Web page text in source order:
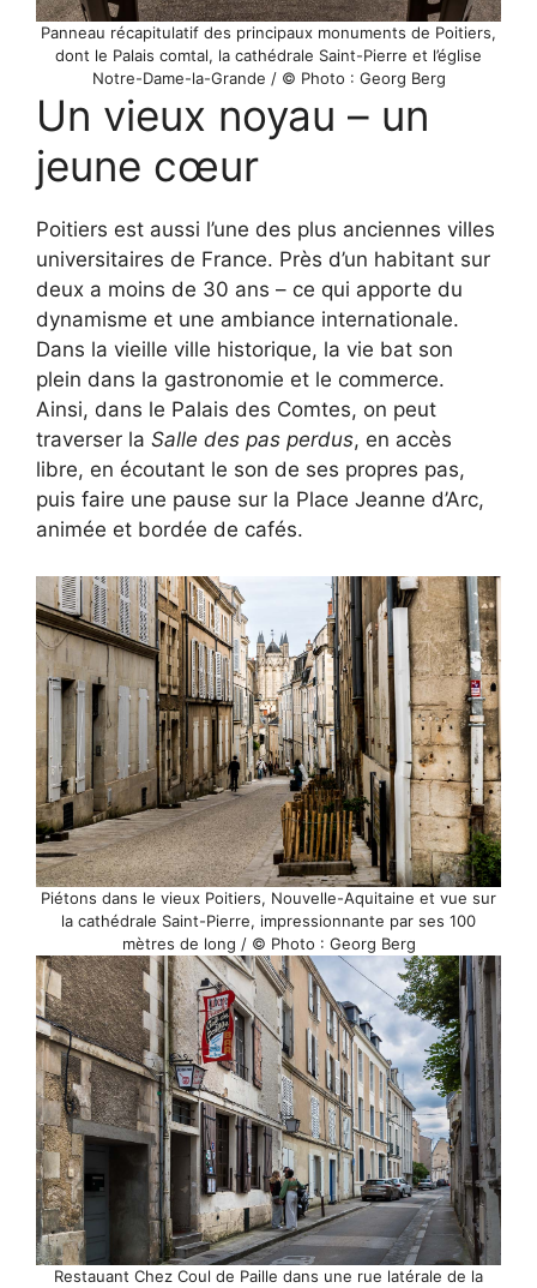
Panneau récapitulatif des principaux monuments de Poitiers,
dont le Palais comtal, la cathédrale Saint-Pierre et l’église
Notre-Dame-la-Grande / © Photo : Georg Berg
Un vieux noyau – un
jeune cœur
Poitiers est aussi l’une des plus anciennes villes
universitaires de France. Près d’un habitant sur
deux a moins de 30 ans – ce qui apporte du
dynamisme et une ambiance internationale.
Dans la vieille ville historique, la vie bat son
plein dans la gastronomie et le commerce.
Ainsi, dans le Palais des Comtes, on peut
traverser la Salle des pas perdus, en accès
libre, en écoutant le son de ses propres pas,
puis faire une pause sur la Place Jeanne d’Arc,
animée et bordée de cafés.
Piétons dans le vieux Poitiers, Nouvelle-Aquitaine et vue sur
la cathédrale Saint-Pierre, impressionnante par ses 100
mètres de long / © Photo : Georg Berg
Restauant Chez Coul de Paille dans une rue latérale de la